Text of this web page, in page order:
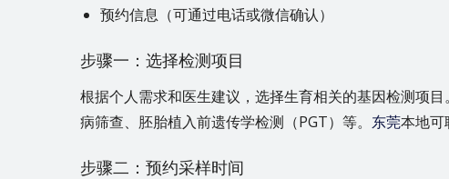
预约信息（可通过电话或微信确认）
步骤一：选择检测项目
根据个人需求和医生建议，选择生育相关的基因检测项
病筛查、胚胎植入前遗传学检测（PGT）等。 东莞本地可
步骤二：预约采样时间